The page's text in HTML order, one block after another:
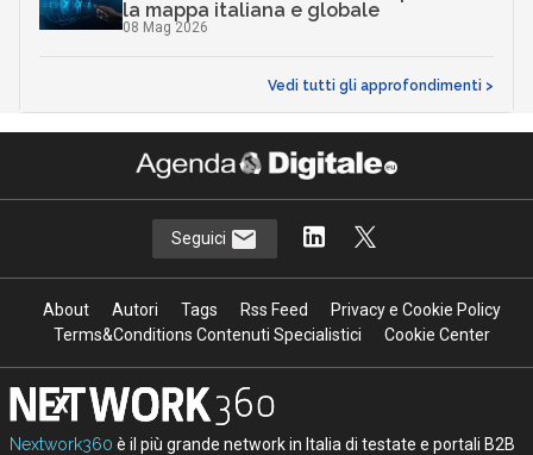
la mappa italiana e globale
08 Mag 2026
Vedi tutti gli approfondimenti >
Seguici
About Autori Tags Rss Feed
Privacy e Cookie Policy
Terms&Conditions Contenuti Specialistici
Cookie Center
Nextwork360 è il più grande network in Italia di testate e portali B2B